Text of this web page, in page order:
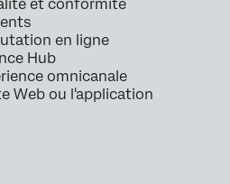
et conformité
en ligne
Hub
omnicanale
Web ou l'application